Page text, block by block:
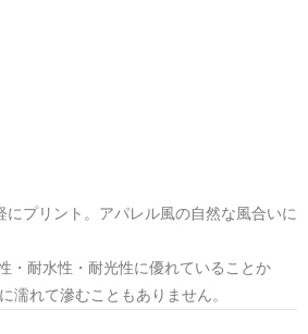
にプリント。アパレル風の自然な風合いに
・耐水性・耐光性に優れていることか
濡れて滲むこともありません。